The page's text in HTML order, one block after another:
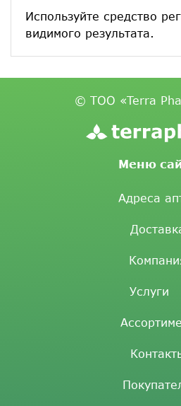
Используйте средство
видимого результата.
© ТОО «Terra
Меню
Адреса
Услуги